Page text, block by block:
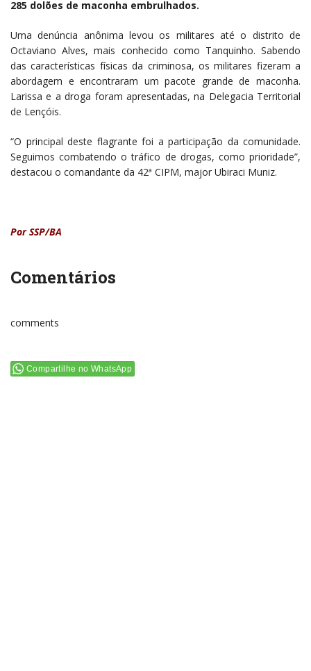
285 dolões de maconha embrulhados.
Uma denúncia anônima levou os militares até o distrito de
Octaviano Alves, mais conhecido como Tanquinho. Sabendo
das características físicas da criminosa, os militares fizeram a
abordagem e encontraram um pacote grande de maconha.
Larissa e a droga foram apresentadas, na Delegacia Territorial
de Lençóis.
“O principal deste flagrante foi a participação da comunidade.
Seguimos combatendo o tráfico de drogas, como prioridade”,
destacou o comandante da 42ª CIPM, major Ubiraci Muniz.
Por SSP/BA
Comentários
comments
Compartilhe no WhatsApp